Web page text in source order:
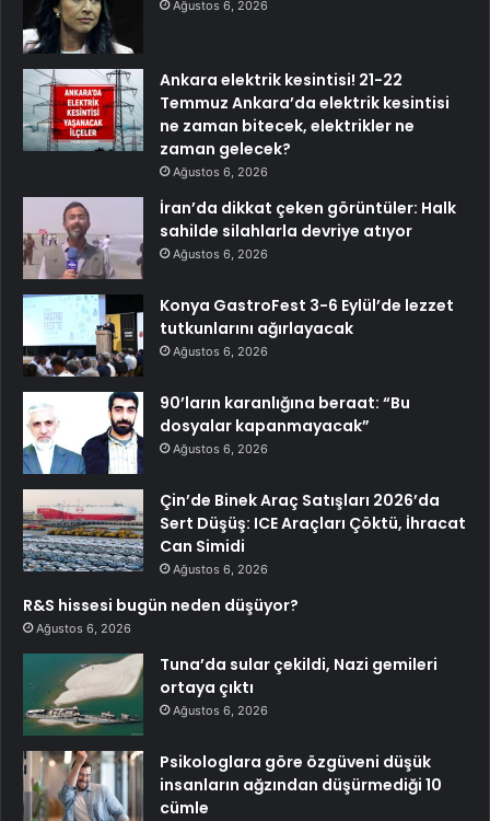
Ağustos 6, 2026
Ankara elektrik kesintisi! 21-22
Temmuz Ankara’da elektrik kesintisi
ne zaman bitecek, elektrikler ne
zaman gelecek?
Ağustos 6, 2026
İran’da dikkat çeken görüntüler: Halk
sahilde silahlarla devriye atıyor
Ağustos 6, 2026
Konya GastroFest 3-6 Eylül’de lezzet
tutkunlarını ağırlayacak
Ağustos 6, 2026
90’ların karanlığına beraat: “Bu
dosyalar kapanmayacak”
Ağustos 6, 2026
Çin’de Binek Araç Satışları 2026’da
Sert Düşüş: ICE Araçları Çöktü, İhracat
Can Simidi
Ağustos 6, 2026
R&S hissesi bugün neden düşüyor?
Ağustos 6, 2026
Tuna’da sular çekildi, Nazi gemileri
ortaya çıktı
Ağustos 6, 2026
Psikologlara göre özgüveni düşük
insanların ağzından düşürmediği 10
cümle